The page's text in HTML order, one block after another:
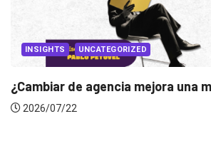
INSIGHTS